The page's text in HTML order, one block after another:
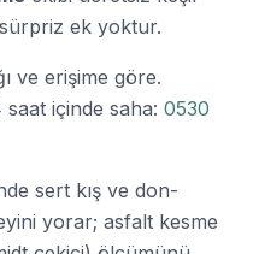
ek yoktur.
ve erişime göre.
içinde saha: 0530
sert kış ve don-
yorar; asfalt kesme